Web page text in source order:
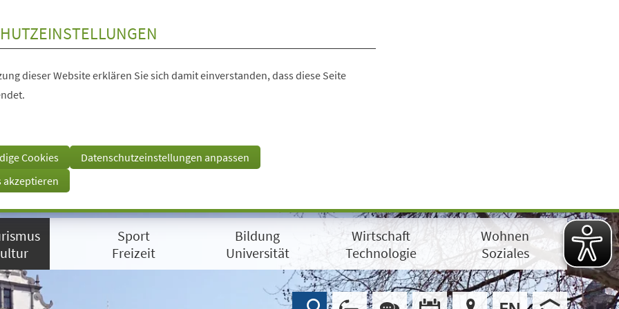
dieser Website erklären Sie sich damit einverstanden, dass diese Seite
Cookies
Datenschutzeinstellungen anpassen
akzeptieren
Sport
Freizeit
Bildung
Universität
Wirtschaft
Technologie
Wohnen
Soziales